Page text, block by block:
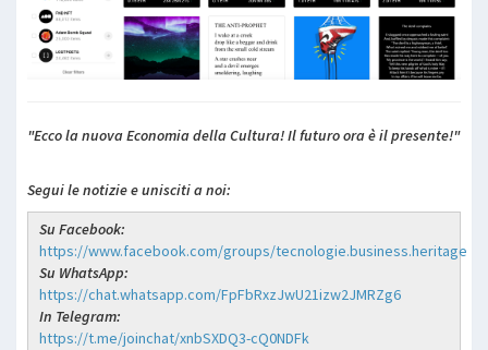
"Ecco la nuova Economia della Cultura! Il futuro ora è il presente!"
Segui le notizie e unisciti a noi:
Su Facebook:
https://www.facebook.com/groups/tecnologie.business.heritage
Su WhatsApp:
https://chat.whatsapp.com/FpFbRxzJwU21izw2JMRZg6
In Telegram:
https://t.me/joinchat/xnbSXDQ3-cQ0NDFk